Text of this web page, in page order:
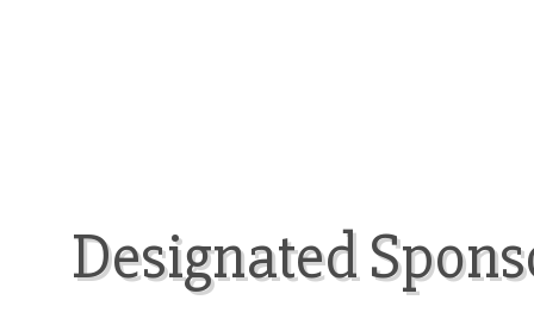
Designated